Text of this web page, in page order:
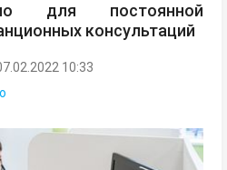
для постоянной
консультаций
10:33